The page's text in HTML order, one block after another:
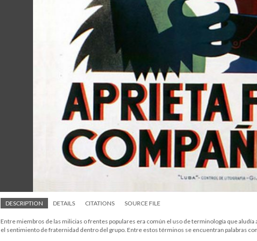
DESCRIPTION DETAILS CITATIONS SOURCE FILE
Entre miembros de las milicias o frentes populares era común el uso de terminología que aludía
el sentimiento de fraternidad dentro del grupo. Entre estos términos se encuentran palabras